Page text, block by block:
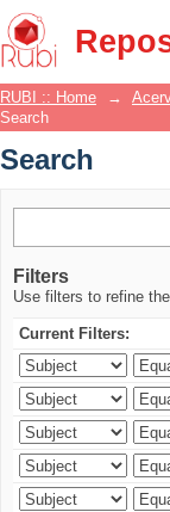
Search
RUBI :: Home →
Search
Search
Filters
Use filters to refine
Current Filters: